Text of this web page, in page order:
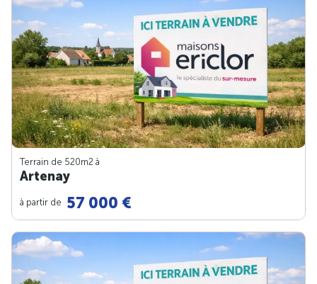
Terrain de 520m2 à
Artenay
à partir de 57 000 €